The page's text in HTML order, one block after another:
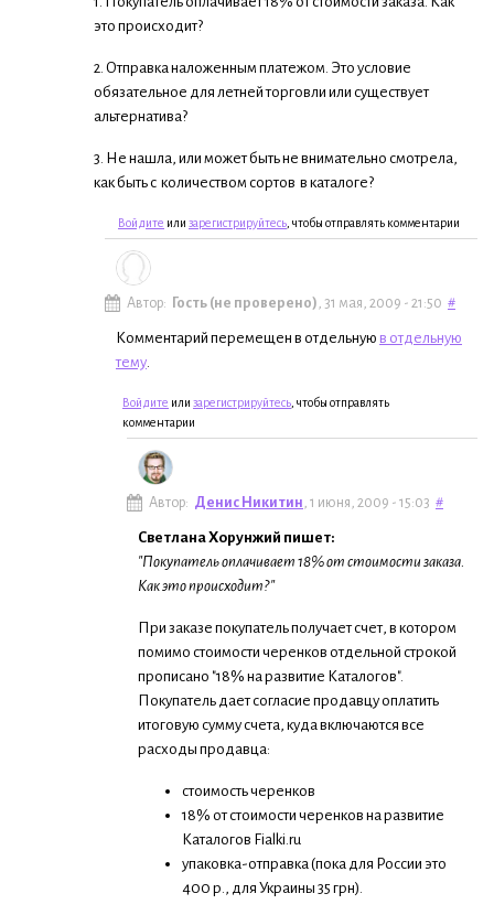
это происходит?
2. Отправка наложенным платежом. Это условие
обязательное для летней торговли или существует
альтернатива?
3. Не нашла, или может быть не внимательно смотрела,
как быть с количеством сортов в каталоге?
Войдите или зарегистрируйтесь , чтобы отправлять комментарии
Автор: Гость (не проверено) , 31 мая, 2009 - 21:50 #
Комментарий перемещен в отдельную в отдельную
тему.
Войдите или зарегистрируйтесь , чтобы отправлять
комментарии
Автор: Денис Никитин , 1 июня, 2009 - 15:03 #
Светлана Хорунжий пишет:
"Покупатель оплачивает 18% от стоимости заказа.
Как это происходит?"
При заказе покупатель получает счет, в котором
помимо стоимости черенков отдельной строкой
прописано "18% на развитие Каталогов".
Покупатель дает согласие продавцу оплатить
итоговую сумму счета, куда включаются все
расходы продавца:
стоимость черенков
18% от стоимости черенков на развитие
Каталогов Fialki.ru
упаковка-отправка (пока для России это
400 р., для Украины 35 грн).